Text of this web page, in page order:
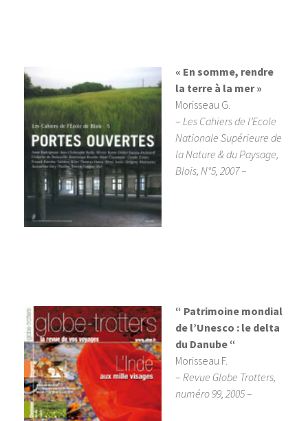
« En somme, rendre
la terre à la mer »
Morisseau G.
– Les Cahiers de l’Ecole
Nationale Supérieure de
la Nature & du Paysage,
Blois, N°5, 2007 –
“ Patrimoine mondial
de l’Unesco : le delta
du Danube “
Morisseau F.
– Revue Globe Trotters,
numéro 99, 2005 –